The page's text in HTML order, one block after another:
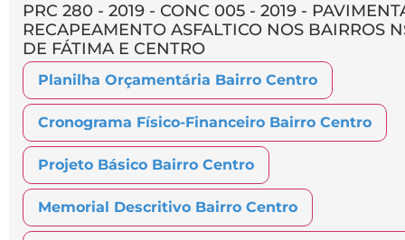
PRC 280 - 2019 - CONC 005 - 2019 -
RECAPEAMENTO ASFALTICO NOS BAIRROS
DE FÁTIMA E CENTRO
Planilha Orçamentária Bairro Centro
Cronograma Físico-Financeiro Bairro Centro
Projeto Básico Bairro Centro
Memorial Descritivo Bairro Centro